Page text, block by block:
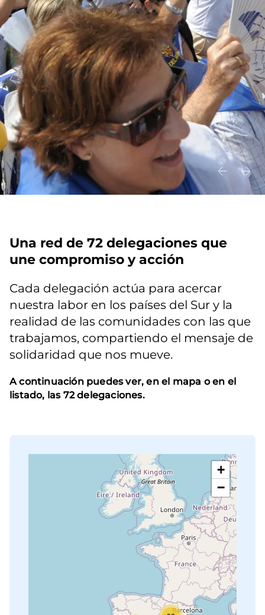
Una red de 72 delegaciones que
une compromiso y acción
Cada delegación actúa para acercar
nuestra labor en los países del Sur y la
realidad de las comunidades con las que
trabajamos, compartiendo el mensaje de
solidaridad que nos mueve.
A continuación puedes ver, en el mapa o en el
listado, las 72 delegaciones.
+
−